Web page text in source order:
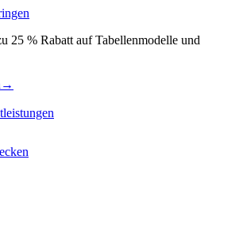
25 % Rabatt auf Tabellenmodelle und
→